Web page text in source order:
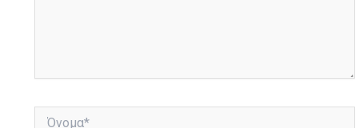
Όνομα*